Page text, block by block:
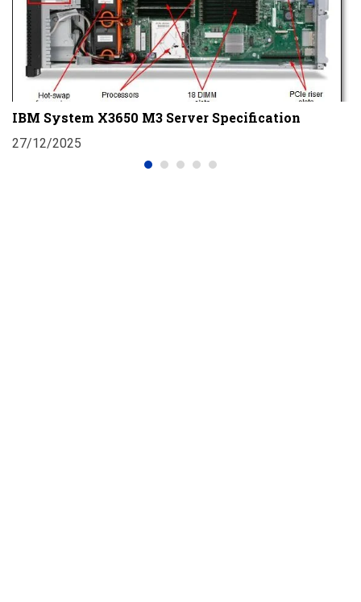
IBM System X3650 M3 Server Specification
27/12/2025